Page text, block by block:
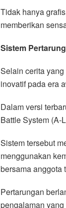
Tidak hanya
memberikan
Sistem
Selain cerita
inovatif pada era
Dalam versi
Battle System (A-
Sistem tersebut
menggunakan
bersama anggota
Pertarungan
pengalaman